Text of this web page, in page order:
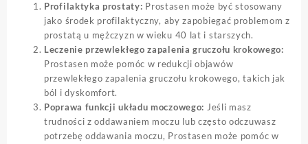
Profilaktyka prostaty: Prostasen może być stosowany
jako środek profilaktyczny, aby zapobiegać problemom z
prostatą u mężczyzn w wieku 40 lat i starszych.
Leczenie przewlekłego zapalenia gruczołu krokowego:
Prostasen może pomóc w redukcji objawów
przewlekłego zapalenia gruczołu krokowego, takich jak
ból i dyskomfort.
Poprawa funkcji układu moczowego: Jeśli masz
trudności z oddawaniem moczu lub często odczuwasz
potrzebę oddawania moczu, Prostasen może pomóc w